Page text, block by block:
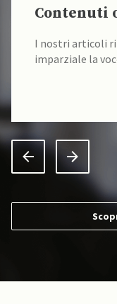
Contenuti
I nostri articoli
imparziale la